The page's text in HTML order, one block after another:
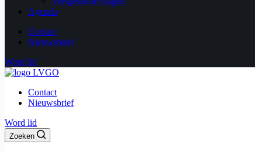
Agenda
Contact
Nieuwsbrief
Word lid
Contact
Nieuwsbrief
Word lid
Zoeken